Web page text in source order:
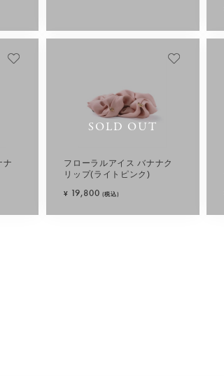
ナ
SOLD OUT
フローラルアイス バナナク
リップ(ライトピンク)
¥ 19,800 (税込)